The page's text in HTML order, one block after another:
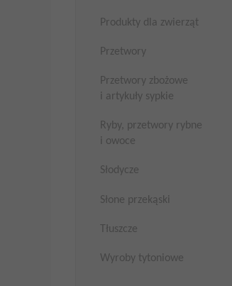
Produkty dla zwierząt
Przetwory
Przetwory zbożowe
i artykuły sypkie
Ryby, przetwory rybne
i owoce
Słodycze
Słone przekąski
Tłuszcze
Wyroby tytoniowe